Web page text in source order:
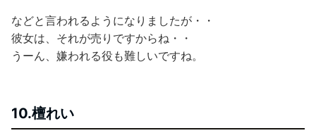
などと言われるようになりましたが・・
彼女は、それが売りですからね・・
うーん、嫌われる役も難しいですね。
10.檀れい